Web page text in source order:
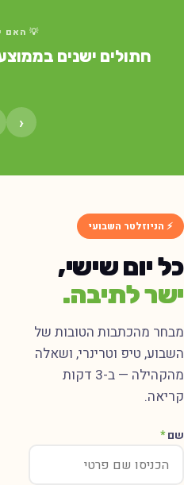
💡 האם
חתולים ישנים בממוצע 12–16 שעות
⚡ הניוזלטר השבועי
יום שישי,
לתיבה.
מהכתבות הטובות של
טיפ וטרינרי, ושאלה
מהקהילה — ב-3 דקות
*